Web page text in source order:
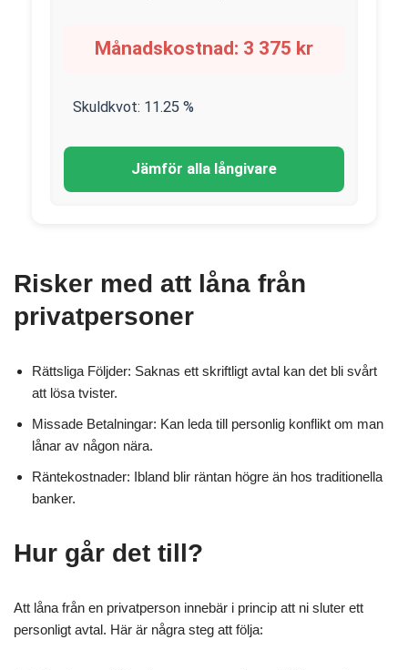
Månadskostnad: 3 375 kr
Skuldkvot: 11.25 %
Jämför alla långivare
Risker med att låna från
privatpersoner
Rättsliga Följder: Saknas ett skriftligt avtal kan det bli svårt
att lösa tvister.
Missade Betalningar: Kan leda till personlig konflikt om man
lånar av någon nära.
Räntekostnader: Ibland blir räntan högre än hos traditionella
banker.
Hur går det till?
Att låna från en privatperson innebär i princip att ni sluter ett
personligt avtal. Här är några steg att följa: